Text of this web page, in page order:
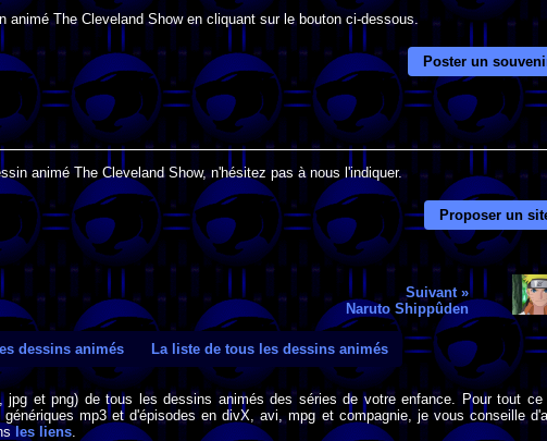
The Cleveland Show en cliquant sur le bouton ci-dessous.
Poster un
animé The Cleveland Show, n'hésitez pas à nous l'indiquer.
Proposer un
Suivant »
Naruto Shippûden
dessins animés La liste de tous les dessins animés
et png) de tous les dessins animés des séries de votre enfance. Pour tout ce
mp3 et d'épisodes en divX, avi, mpg et compagnie, je vous conseille
les liens